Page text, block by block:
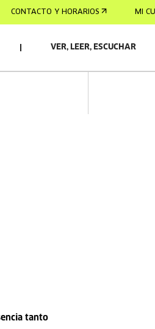
CONTACTO Y HORARIOS MI
VER, LEER, ESCUCHAR
tanto